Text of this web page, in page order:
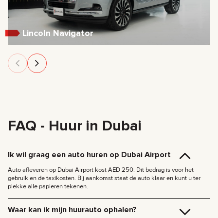
Lincoln Navigator
FAQ - Huur in Dubai
Ik wil graag een auto huren op Dubai Airport
Auto afleveren op Dubai Airport kost AED 250. Dit bedrag is voor het
gebruik en de taxikosten. Bij aankomst staat de auto klaar en kunt u ter
plekke alle papieren tekenen.
Waar kan ik mijn huurauto ophalen?